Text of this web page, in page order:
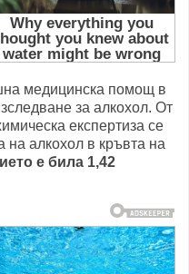
медицинска помощ в
за алкохол. От
експертиза се
на алкохол в кръвта на
е била 1,42